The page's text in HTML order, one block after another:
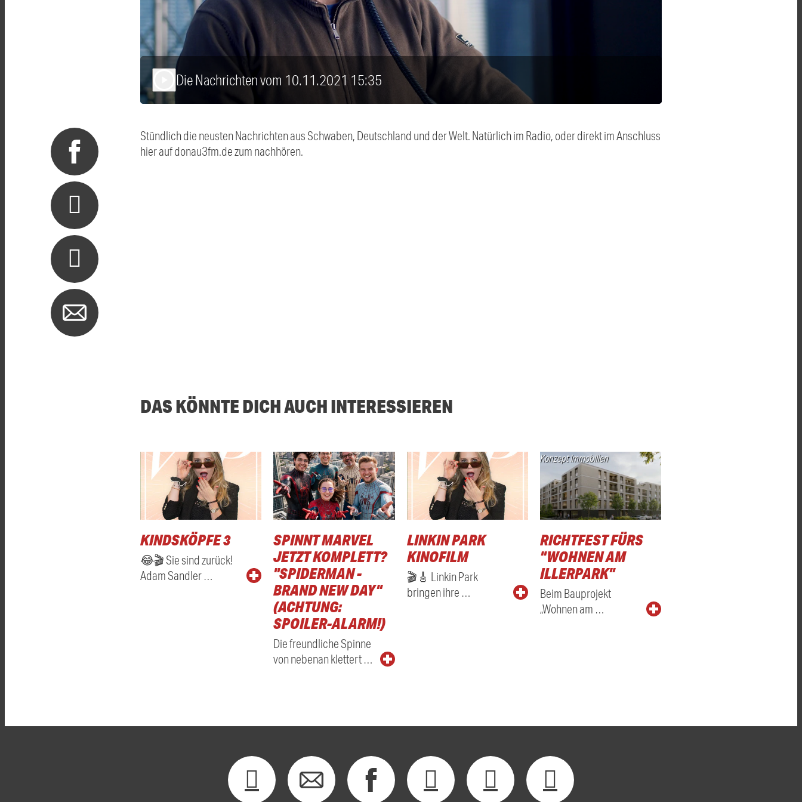
Die Nachrichten vom 10.11.2021 15:35
Stündlich die neusten Nachrichten aus Schwaben, Deutschland und der Welt. Natürlich im Radio, oder direkt im Anschluss
hier auf donau3fm.de zum nachhören.
DAS KÖNNTE DICH AUCH INTERESSIEREN
KINDSKÖPFE 3
😂🎬 Sie sind zurück!
Adam Sandler …
SPINNT MARVEL
JETZT KOMPLETT?
"SPIDERMAN -
BRAND NEW DAY"
(ACHTUNG:
SPOILER-ALARM!)
Die freundliche Spinne
von nebenan klettert …
LINKIN PARK
KINOFILM
🎬🎸 Linkin Park
bringen ihre …
Konzept Immobilien
RICHTFEST FÜRS
"WOHNEN AM
ILLERPARK"
Beim Bauprojekt
„Wohnen am …